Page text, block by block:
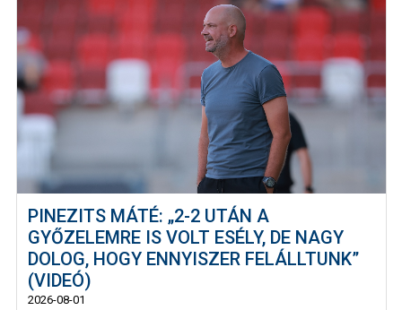
PINEZITS MÁTÉ: „2-2 UTÁN A
GYŐZELEMRE IS VOLT ESÉLY, DE NAGY
DOLOG, HOGY ENNYISZER FELÁLLTUNK”
(VIDEÓ)
2026-08-01